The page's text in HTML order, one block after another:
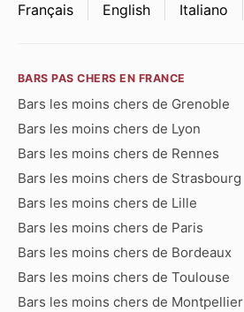
Français English Italiano
BARS PAS CHERS EN FRANCE
Bars les moins chers de Grenoble
Bars les moins chers de Lyon
Bars les moins chers de Rennes
Bars les moins chers de Strasbourg
Bars les moins chers de Lille
Bars les moins chers de Paris
Bars les moins chers de Bordeaux
Bars les moins chers de Toulouse
Bars les moins chers de Montpellier